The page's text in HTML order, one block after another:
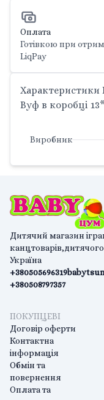
Оплата
Готівкою при
LiqPay
Характеристики
Вуф в коробці
Виробник
Дитячий магазин
Україна
+380505696319
+380508797357
ПОКУПЦЕВІ
Договір оферти
Контактна
інформація
Обмін та
повернення
Оплата та